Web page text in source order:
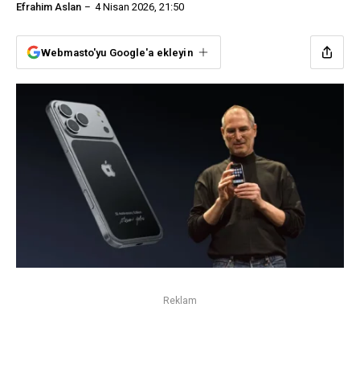
Efrahim Aslan 4 Nisan 2026, 21:50
Webmasto'yu Google'a ekleyin
Reklam